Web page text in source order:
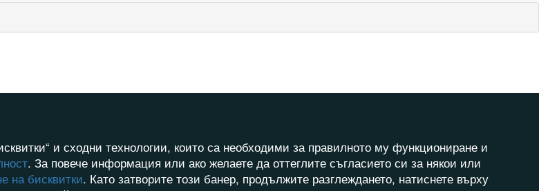
и сходни технологии, които са необходими за правилното му функциониране и
. За повече информация или ако желаете да оттеглите съгласието си за някои или
на бисквитки. Като затворите този банер, продължите разглеждането, натиснете върху